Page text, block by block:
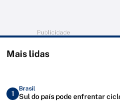
Publicidade
Mais lidas
1
Brasil
Sul do país pode enfrentar